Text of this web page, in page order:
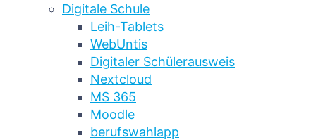
Digitale Schule
Leih-Tablets
WebUntis
Digitaler Schülerausweis
Nextcloud
MS 365
Moodle
berufswahlapp